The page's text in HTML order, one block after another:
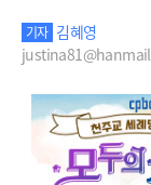
기자 김혜영